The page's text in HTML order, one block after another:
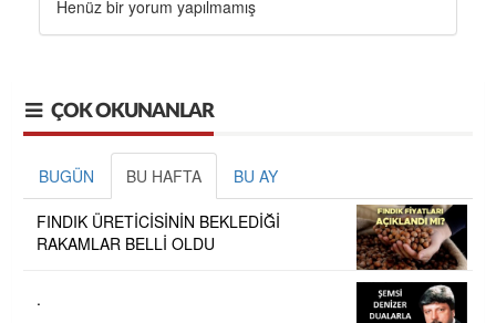
Henüz bir yorum yapılmamış
ÇOK OKUNANLAR
BUGÜN BU HAFTA BU AY
FINDIK ÜRETİCİSİNİN BEKLEDİĞİ
RAKAMLAR BELLİ OLDU
.